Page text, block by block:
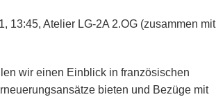
13:45, Atelier LG-2A 2.OG (zusammen mit
wir einen Einblick in französischen
bieten und Bezüge mit